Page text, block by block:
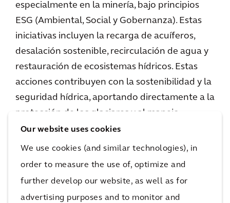
Our website uses cookies
We use cookies (and similar technologies), in
order to measure the use of, optimize and
further develop our website, as well as for
advertising purposes and to monitor and
especialmente en la minería, bajo principios
ESG (Ambiental, Social y Gobernanza). Estas
iniciativas incluyen la recarga de acuíferos,
desalación sostenible, recirculación de agua y
restauración de ecosistemas hídricos. Estas
acciones contribuyen con la sostenibilidad y la
seguridad hídrica, aportando directamente a la
protección de los glaciares y al manejo
responsable del agua.
de liderar estos esfuerzos, no solo por ser el
país con gran cantidad de glaciares en